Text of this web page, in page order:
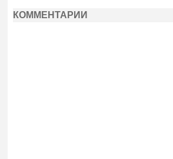
КОММЕНТАРИИ